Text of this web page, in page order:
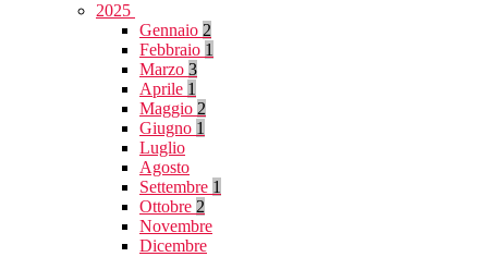
2025
Gennaio 2
Febbraio 1
Marzo 3
Aprile 1
Maggio 2
Giugno 1
Luglio
Agosto
Settembre 1
Ottobre 2
Novembre
Dicembre